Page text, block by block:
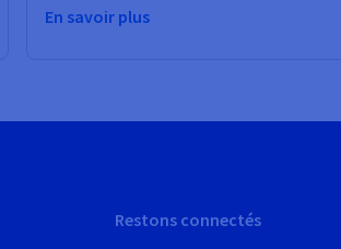
En savoir plus
Restons connectés